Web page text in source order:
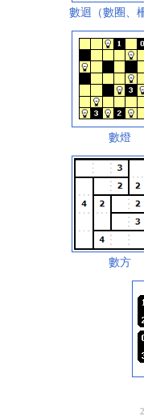
數迴（數圈、
數燈
數方